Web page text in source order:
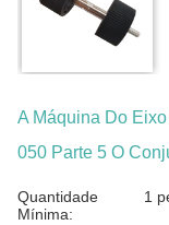
A Máquina Do
050 Parte 5 O
Quantidade
Mínima:
1